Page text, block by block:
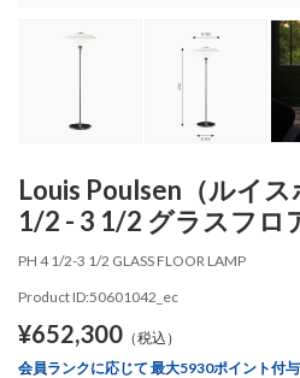
Louis Poulsen（ルイ
1/2 - 3 1/2 グラスフロ
PH 4 1/2-3 1/2 GLASS FLOOR LAMP
Product ID:50601042_ec
¥652,300 （税込）
会員ランクに応じて 最大5930ポイント付与